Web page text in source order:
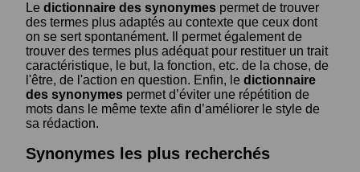
Le dictionnaire des synonymes permet de trouver
des termes plus adaptés au contexte que ceux dont
on se sert spontanément. Il permet également de
trouver des termes plus adéquat pour restituer un trait
caractéristique, le but, la fonction, etc. de la chose, de
l'être, de l'action en question. Enfin, le dictionnaire
des synonymes permet d’éviter une répétition de
mots dans le même texte afin d’améliorer le style de
sa rédaction.
Synonymes les plus recherchés